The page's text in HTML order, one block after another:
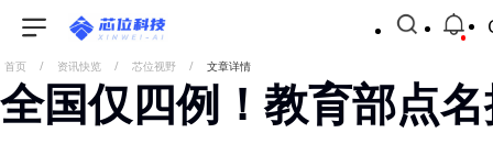
首页 / 资讯快览 / 芯位视野 / 文章详情
全国仅四例！教育部点